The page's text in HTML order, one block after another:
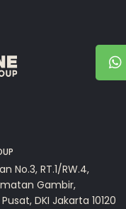
No.3, RT.1/RW.4,
Gambir,
DKI Jakarta 10120